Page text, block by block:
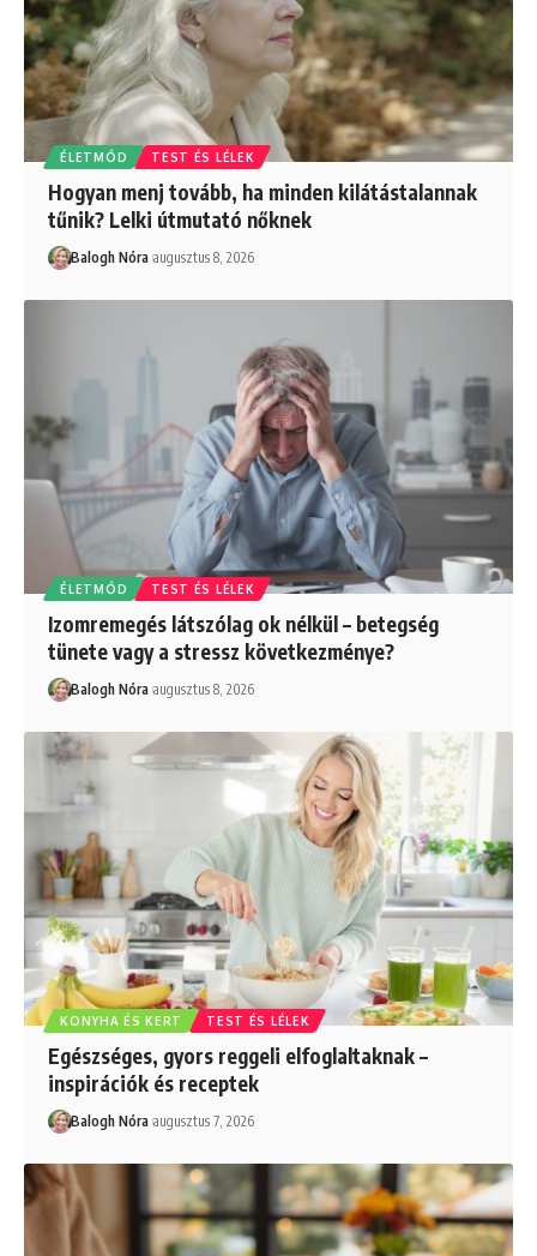
ÉLETMÓD TEST ÉS LÉLEK
Hogyan menj tovább, ha minden kilátástalannak
tűnik? Lelki útmutató nőknek
Balogh Nóra augusztus 8, 2026
ÉLETMÓD TEST ÉS LÉLEK
Izomremegés látszólag ok nélkül – betegség
tünete vagy a stressz következménye?
Balogh Nóra augusztus 8, 2026
KONYHA ÉS KERT TEST ÉS LÉLEK
Egészséges, gyors reggeli elfoglaltaknak –
inspirációk és receptek
Balogh Nóra augusztus 7, 2026